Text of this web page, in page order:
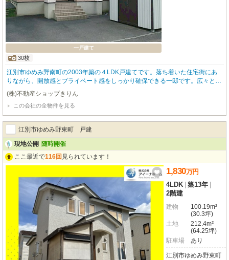
一戸建て
30枚
江別市ゆめみ野南町の2003年築の４LDK戸建てです。落ち着いた住宅街にあ
りながら、開放感とプライベート感をしっかり確保できる一邸です。広々とし
たお庭とウッドデッキがあり、天気の良い日は家族でバーベキューを楽しんだ
り、お子様の遊び場としても活躍。ファミリ－世帯にも対応できる４LDKの室
内だけでなく、外の空間まで日常として使える贅沢な住まいです。
(株)不動産ショップきりん
この会社の全物件を見る
江別市ゆめみ野東町 戸建
現地公開 随時開催
ここ最近で116回 見られています！
1,830万円
4LDK 築13年
2階建
建物
100.19m²
(30.3坪)
土地
212.4m²
(64.25坪)
駐車場
あり
江別市ゆめみ野東町